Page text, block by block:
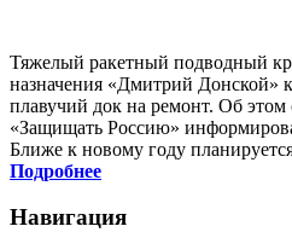
Тяжелый ракетный подводный
назначения «Дмитрий Донской»
плавучий док на ремонт. Об
«Защищать Россию»
Ближе к новому году
Подробнее
Навигация